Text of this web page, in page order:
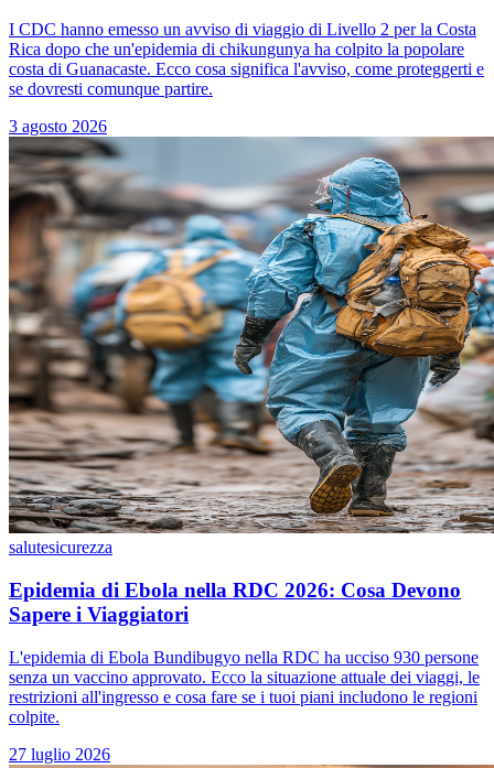
I CDC hanno emesso un avviso di viaggio di Livello 2 per la Costa
Rica dopo che un'epidemia di chikungunya ha colpito la popolare
costa di Guanacaste. Ecco cosa significa l'avviso, come proteggerti e
se dovresti comunque partire.
3 agosto 2026
salutesicurezza
Epidemia di Ebola nella RDC 2026: Cosa Devono
Sapere i Viaggiatori
L'epidemia di Ebola Bundibugyo nella RDC ha ucciso 930 persone
senza un vaccino approvato. Ecco la situazione attuale dei viaggi, le
restrizioni all'ingresso e cosa fare se i tuoi piani includono le regioni
colpite.
27 luglio 2026